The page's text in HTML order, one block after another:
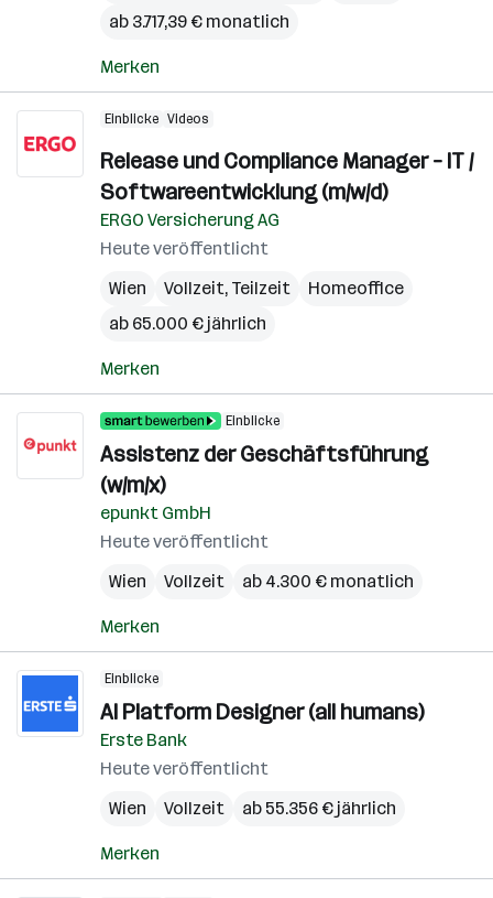
ab 3.717,39 € monatlich
Merken
Einblicke Videos
Release und Compliance Manager – IT /
Softwareentwicklung (m/w/d)
ERGO Versicherung AG
Heute veröffentlicht
Wien
Vollzeit, Teilzeit
Homeoffice
ab 65.000 € jährlich
Merken
Einblicke
Assistenz der Geschäftsführung
(w/m/x)
epunkt GmbH
Heute veröffentlicht
Wien
Vollzeit ab 4.300 € monatlich
Merken
Einblicke
AI Platform Designer (all humans)
Erste Bank
Heute veröffentlicht
Wien
Vollzeit ab 55.356 € jährlich
Merken